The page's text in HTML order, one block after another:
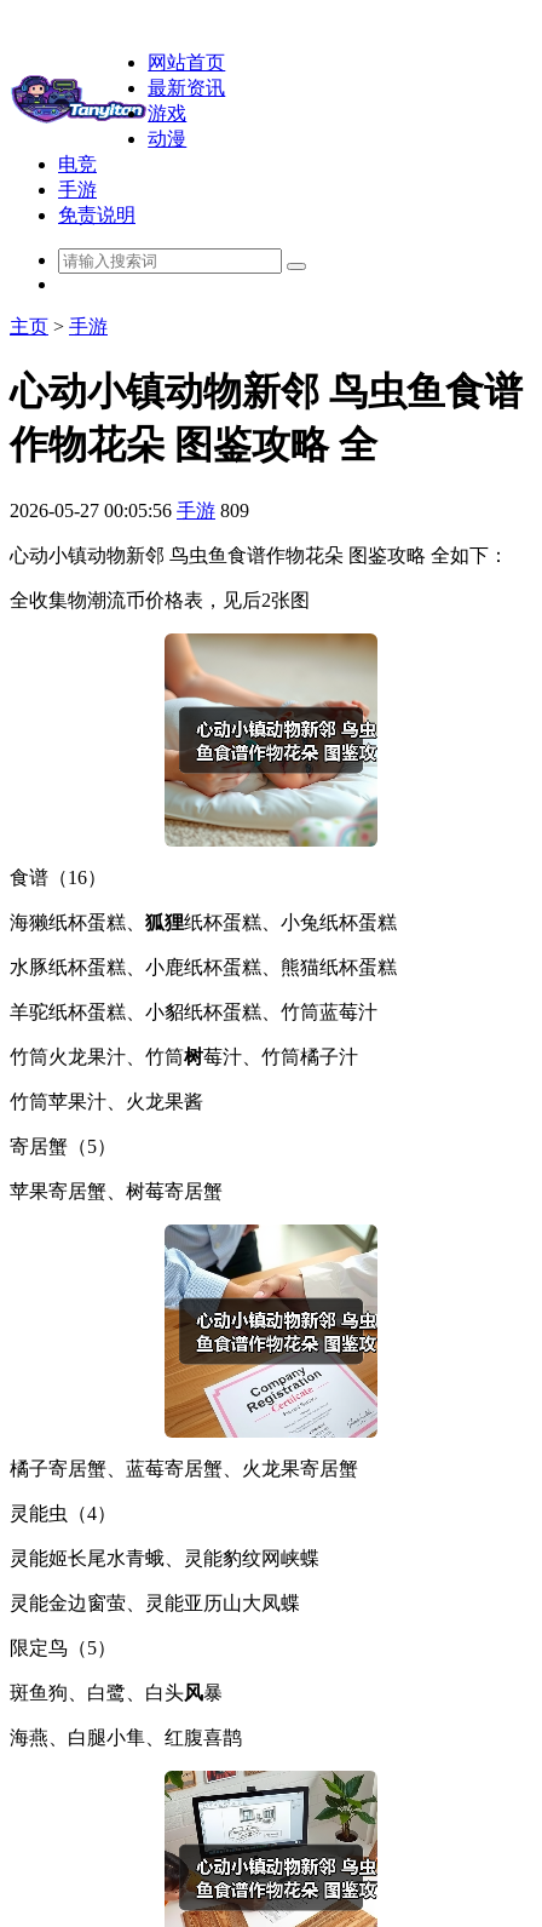
网站首页
最新资讯
游戏
动漫
电竞
手游
免责说明
主页 > 手游
心动小镇动物新邻 鸟虫鱼食谱
作物花朵 图鉴攻略 全
2026-05-27 00:05:56 手游 809
心动小镇动物新邻 鸟虫鱼食谱作物花朵 图鉴攻略 全如下：
全收集物潮流币价格表，见后2张图
食谱（16）
海獭纸杯蛋糕、 狐狸纸杯蛋糕、小兔纸杯蛋糕
水豚纸杯蛋糕、小鹿纸杯蛋糕、熊猫纸杯蛋糕
羊驼纸杯蛋糕、小貂纸杯蛋糕、竹筒蓝莓汁
竹筒火龙果汁、竹筒树莓汁、竹筒橘子汁
竹筒苹果汁、火龙果酱
寄居蟹（5）
苹果寄居蟹、树莓寄居蟹
橘子寄居蟹、蓝莓寄居蟹、火龙果寄居蟹
灵能虫（4）
灵能姬长尾水青蛾、灵能豹纹网峡蝶
灵能金边窗萤、灵能亚历山大凤蝶
限定鸟（5）
斑鱼狗、白鹭、白头风暴
海燕、白腿小隼、红腹喜鹊